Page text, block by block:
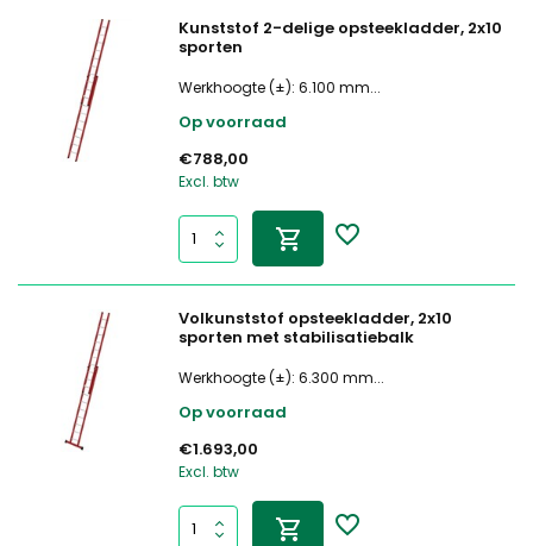
Kunststof 2-delige opsteekladder, 2x10
sporten
Werkhoogte (±): 6.100 mm...
Op voorraad
€788,00
Excl. btw
Volkunststof opsteekladder, 2x10
sporten met stabilisatiebalk
Werkhoogte (±): 6.300 mm...
Op voorraad
€1.693,00
Excl. btw